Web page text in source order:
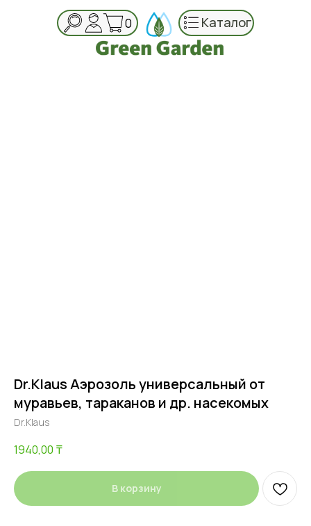
0 Каталог
Dr.Klaus Аэрозоль универсальный от
муравьев, тараканов и др. насекомых
Dr.Klaus
1940,00 ₸
В корзину